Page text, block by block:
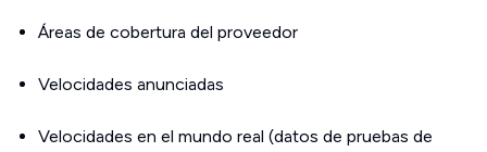
Áreas de cobertura del proveedor
Velocidades anunciadas
Velocidades en el mundo real (datos de pruebas de